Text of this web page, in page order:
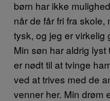
børn har ikke
når de får fri fra
tysk, og jeg er virkelig
Min søn har aldrig
er nødt til at tvinge
ved at trives med de
venner her. Min drøm